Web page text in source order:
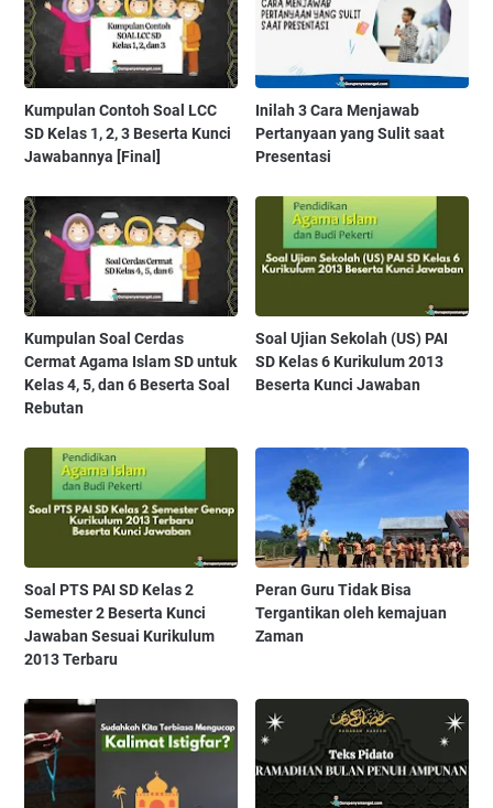
Kumpulan Contoh Soal LCC
SD Kelas 1, 2, 3 Beserta Kunci
Jawabannya [Final]
Inilah 3 Cara Menjawab
Pertanyaan yang Sulit saat
Presentasi
Kumpulan Soal Cerdas
Cermat Agama Islam SD untuk
Kelas 4, 5, dan 6 Beserta Soal
Rebutan
Soal Ujian Sekolah (US) PAI
SD Kelas 6 Kurikulum 2013
Beserta Kunci Jawaban
Soal PTS PAI SD Kelas 2
Semester 2 Beserta Kunci
Jawaban Sesuai Kurikulum
2013 Terbaru
Peran Guru Tidak Bisa
Tergantikan oleh kemajuan
Zaman